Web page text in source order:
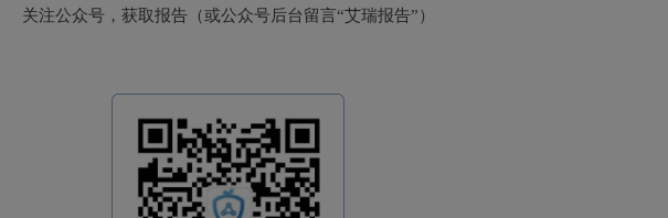
关注公众号，获取报告（或公众号后台留言“艾瑞报告”）